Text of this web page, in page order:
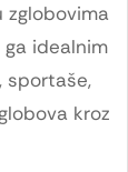
zglobovima
idealnim
sportaše,
kroz